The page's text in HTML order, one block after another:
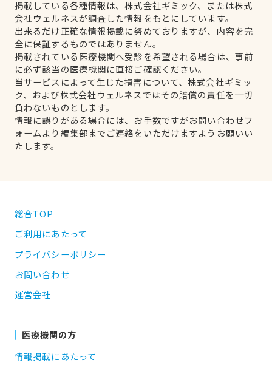
掲載している各種情報は、株式会社ギミック、または株式
会社ウェルネスが調査した情報をもとにしています。
出来るだけ正確な情報掲載に努めておりますが、内容を完
全に保証するものではありません。
掲載されている医療機関へ受診を希望される場合は、事前
に必ず該当の医療機関に直接ご確認ください。
当サービスによって生じた損害について、株式会社ギミッ
ク、および株式会社ウェルネスではその賠償の責任を一切
負わないものとします。
情報に誤りがある場合には、お手数ですがお問い合わせフ
ォームより編集部までご連絡をいただけますようお願いい
たします。
総合TOP
ご利用にあたって
プライバシーポリシー
お問い合わせ
運営会社
医療機関の方
情報掲載にあたって